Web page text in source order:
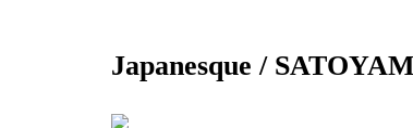
Japanesque /